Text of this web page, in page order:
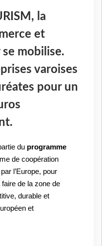
la
et
se mobilise.
varoises
pour un
du programme
de coopération
l’Europe, pour
de la zone de
durable et
et